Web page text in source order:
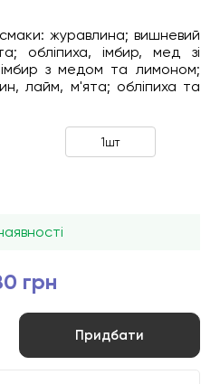
журавлина; вишневий
обліпиха, імбир, мед зі
імбир з медом та лимоном;
лайм, м'ята; обліпиха та
1шт
грн
Придбати